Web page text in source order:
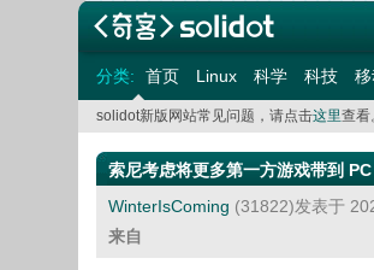
分类: 首页 Linux 科学 科技
solidot新版网站常见问题，请点击这里查看
索尼考虑将更多第一方游戏带到
WinterIsComing (31822)发表于
来自